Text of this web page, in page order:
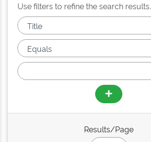
Use filters to refine the search results.
Results/Page